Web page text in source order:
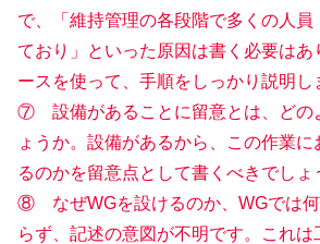
で、「維持管理の各段階で多くの人員
ており」といった原因は書く必要はあ
ースを使って、手順をしっかり説明し
⑦ 設備があることに留意とは、どの
ょうか。設備があるから、この作業
るのかを留意点として書くべきでしょ
⑧ なぜWGを設けるのか、WGでは何
らず、記述の意図が不明です。これは